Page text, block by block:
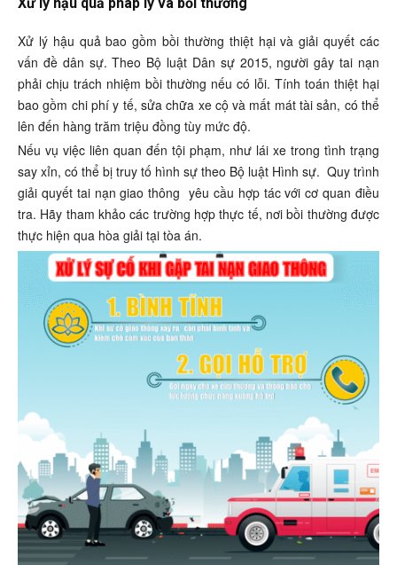
Xử lý hậu quả bao gồm bồi thường thiệt hại và giải quyết các
vấn đề dân sự. Theo Bộ luật Dân sự 2015, người gây tai nạn
phải chịu trách nhiệm bồi thường nếu có lỗi. Tính toán thiệt hại
bao gồm chi phí y tế, sửa chữa xe cộ và mất mát tài sản, có thể
lên đến hàng trăm triệu đồng tùy mức độ.
Nếu vụ việc liên quan đến tội phạm, như lái xe trong tình trạng
say xỉn, có thể bị truy tố hình sự theo Bộ luật Hình sự. Quy trình
giải quyết tai nạn giao thông yêu cầu hợp tác với cơ quan điều
tra. Hãy tham khảo các trường hợp thực tế, nơi bồi thường được
thực hiện qua hòa giải tại tòa án.